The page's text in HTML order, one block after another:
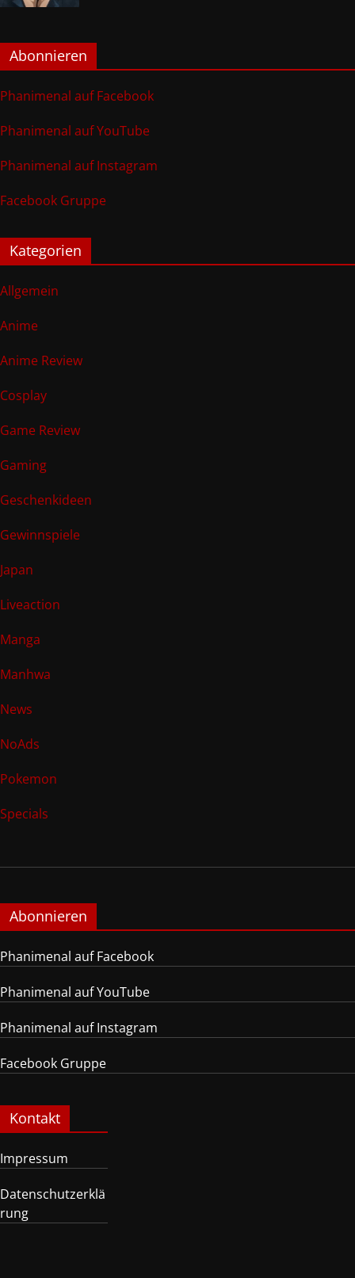
Abonnieren
Phanimenal auf Facebook
Phanimenal auf YouTube
Phanimenal auf Instagram
Facebook Gruppe
Kategorien
Allgemein
Anime
Anime Review
Cosplay
Game Review
Gaming
Geschenkideen
Gewinnspiele
Japan
Liveaction
Manga
Manhwa
News
NoAds
Pokemon
Specials
Abonnieren
Phanimenal auf Facebook
Phanimenal auf YouTube
Phanimenal auf Instagram
Facebook Gruppe
Kontakt
Impressum
Datenschutzerklä
rung